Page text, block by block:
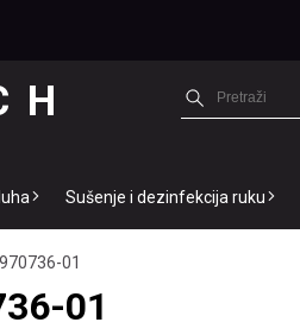
Sušenje i dezinfekcija ruku
01
01